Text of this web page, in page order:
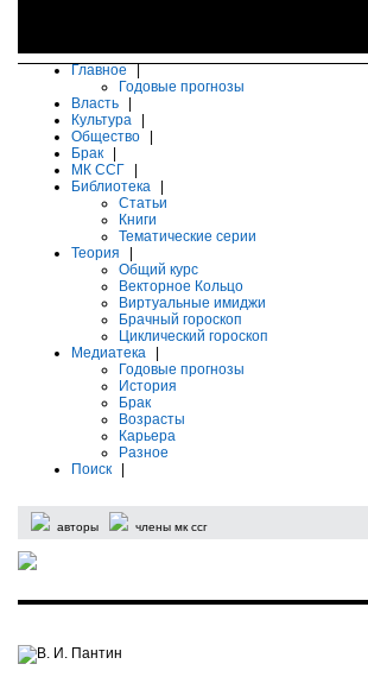
Главное
Годовые прогнозы
Власть
Культура
Общество
Брак
МК ССГ
Библиотека
Статьи
Книги
Тематические серии
Теория
Общий курс
Векторное Кольцо
Виртуальные имиджи
Брачный гороскоп
Циклический гороскоп
Медиатека
Годовые прогнозы
История
Брак
Возрасты
Карьера
Разное
Поиск
авторы члены мк ссг
В. И. Пантин